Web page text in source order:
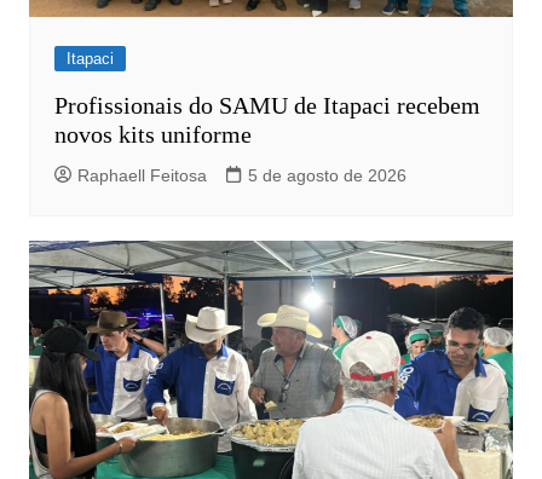
Itapaci
Profissionais do SAMU de Itapaci recebem
novos kits uniforme
Raphaell Feitosa 5 de agosto de 2026